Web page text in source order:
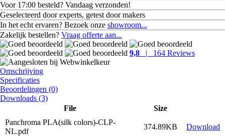
Voor 17:00 besteld? Vandaag verzonden!
Geselecteerd door experts, getest door makers
In het echt ervaren? Bezoek onze showroom...
Zakelijk bestellen? Vraag offerte aan...
9,8 | 164 Reviews
Omschrijving
Specificaties
Beoordelingen (0)
Downloads (3)
File
Size
Panchroma PLA(silk colors)-CLP-
NL.pdf
374.89KB Download